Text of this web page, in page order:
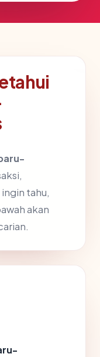
tahu,
akan